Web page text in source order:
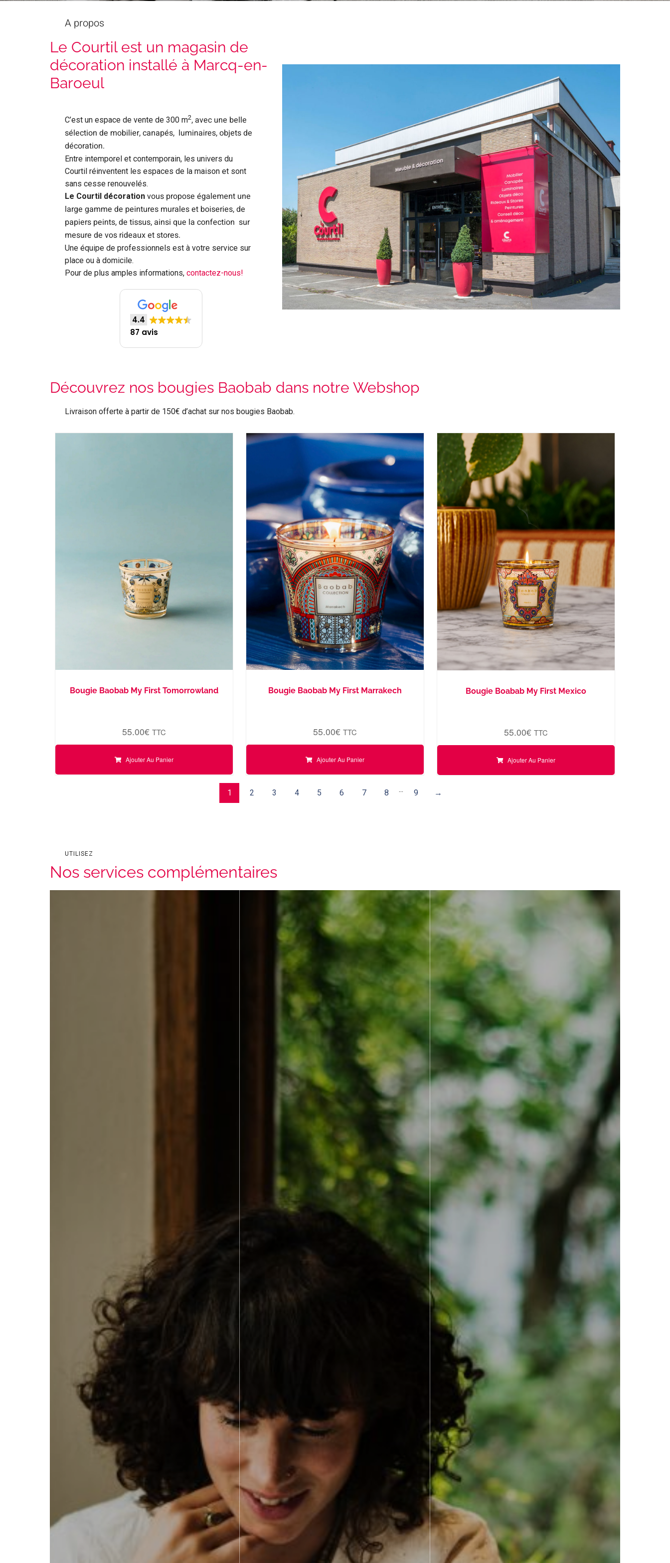
A propos
Le Courtil est un magasin de
décoration installé à Marcq-en-
Baroeul
C’est un espace de vente de 300 m2, avec une belle
sélection de mobilier, canapés, luminaires, objets de
décoration.
Entre intemporel et contemporain, les univers du
Courtil réinventent les espaces de la maison et sont
sans cesse renouvelés.
Le Courtil décoration vous propose également une
large gamme de peintures murales et boiseries, de
papiers peints, de tissus, ainsi que la confection sur
mesure de vos rideaux et stores.
Une équipe de professionnels est à votre service sur
place ou à domicile.
Pour de plus amples informations, contactez-nous!
4.4
87 avis
Découvrez nos bougies Baobab dans notre Webshop
Livraison offerte à partir de 150€ d’achat sur nos bougies Baobab.
Bougie Baobab My First Tomorrowland
55.00€ TTC
Ajouter Au Panier
Bougie Baobab My First Marrakech
55.00€ TTC
Ajouter Au Panier
Bougie Boabab My First Mexico
55.00€ TTC
Ajouter Au Panier
1 2 3 4 5 6 7 8 ... 9 →
UTILISEZ
Nos services complémentaires